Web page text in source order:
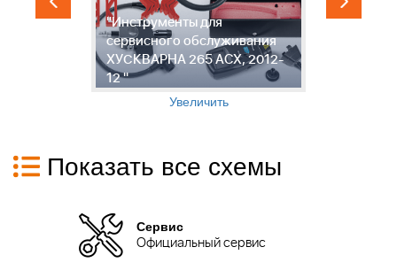
"Инструменты для
сервисного обслуживания
ХУСКВАРНА 265 ACX, 2012-
12 "
Увеличить
Показать все схемы
Сервис
Официальный сервис